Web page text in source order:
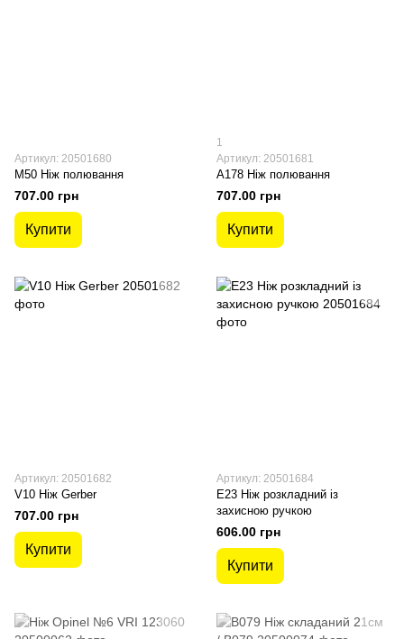
Артикул: 20501680
M50 Ніж полювання
707.00 грн
Купити
1
Артикул: 20501681
A178 Ніж полювання
707.00 грн
Купити
Артикул: 20501682
V10 Ніж Gerber
707.00 грн
Купити
Артикул: 20501684
E23 Ніж розкладний із
захисною ручкою
606.00 грн
Купити